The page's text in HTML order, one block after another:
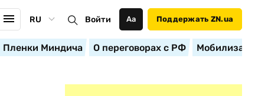
RU Войти Аа Поддержать ZN.ua
Пленки Миндича О переговорах с РФ